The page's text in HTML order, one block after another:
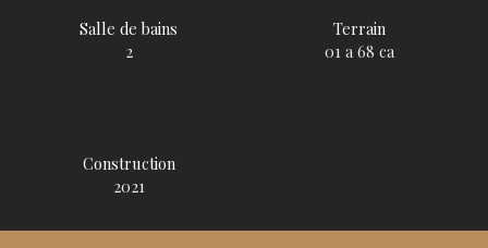
Salle de bains
2
Terrain
01 a 68 ca
Construction
2021